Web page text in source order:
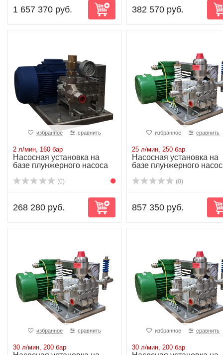
1 657 370 руб. 382 570 руб.
избранное сравнить
2 л/мин, 160 бар
Насосная установка на
базе плунжерного насоса
(0)
268 280 руб.
избранное сравнить
25 л/мин, 250 бар
Насосная установка на
базе плунжерного
(0)
857 350 руб.
избранное сравнить
30 л/мин, 200 бар
избранное сравнить
30 л/мин, 200 бар